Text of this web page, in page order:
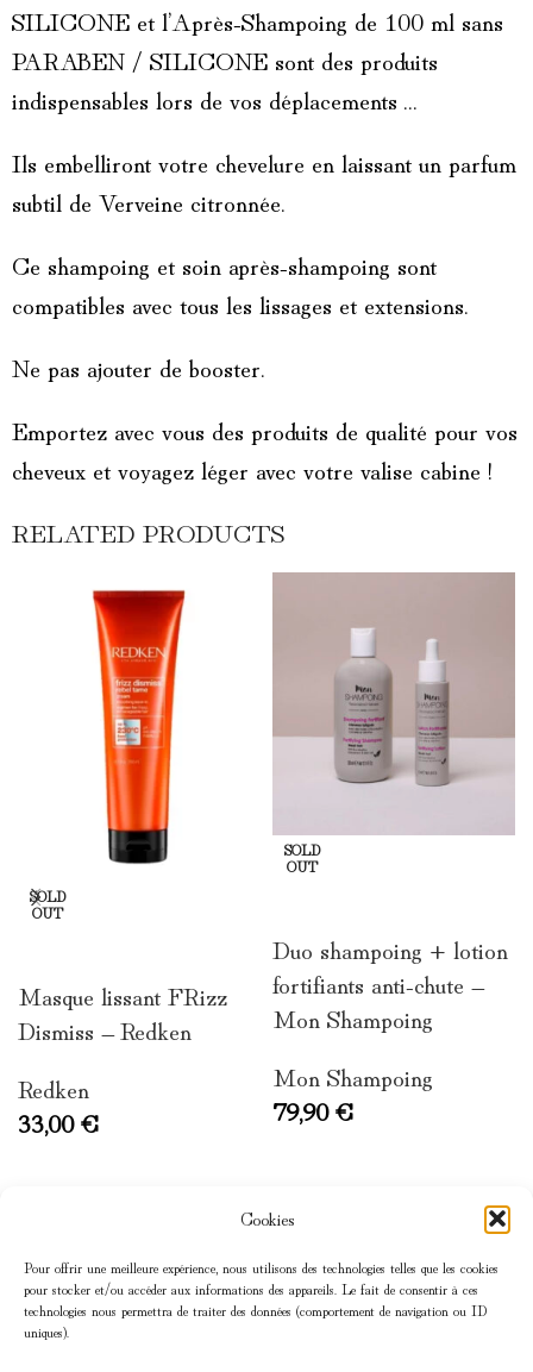
Cookies
Pour offrir une meilleure expérience, nous utilisons des technologies telles que les cookies
pour stocker et/ou accéder aux informations des appareils. Le fait de consentir à ces
technologies nous permettra de traiter des données (comportement de navigation ou ID
uniques).
SILICONE et l’Après-Shampoing de 100 ml sans
PARABEN / SILICONE sont des produits
indispensables lors de vos déplacements…
Ils embelliront votre chevelure en laissant un parfum
subtil de Verveine citronnée.
Ce shampoing et soin après-shampoing sont
compatibles avec tous les lissages et extensions.
Ne pas ajouter de booster.
Emportez avec vous des produits de qualité pour vos
cheveux et voyagez léger avec votre valise cabine !
RELATED PRODUCTS
SOLD
OUT
Masque lissant FRizz
Dismiss – Redken
Redken
33,00€
SOLD
OUT
Duo shampoing + lotion
fortifiants anti-chute –
Mon Shampoing
Mon Shampoing
79,90€